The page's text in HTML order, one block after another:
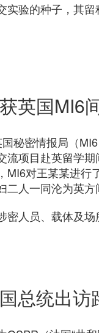
实验的种子，其
英国MI6
秘密情报局（
流项目赴英留学
MI6对王某某进
二人一同沦为英方
密人员、载体及
总统出访